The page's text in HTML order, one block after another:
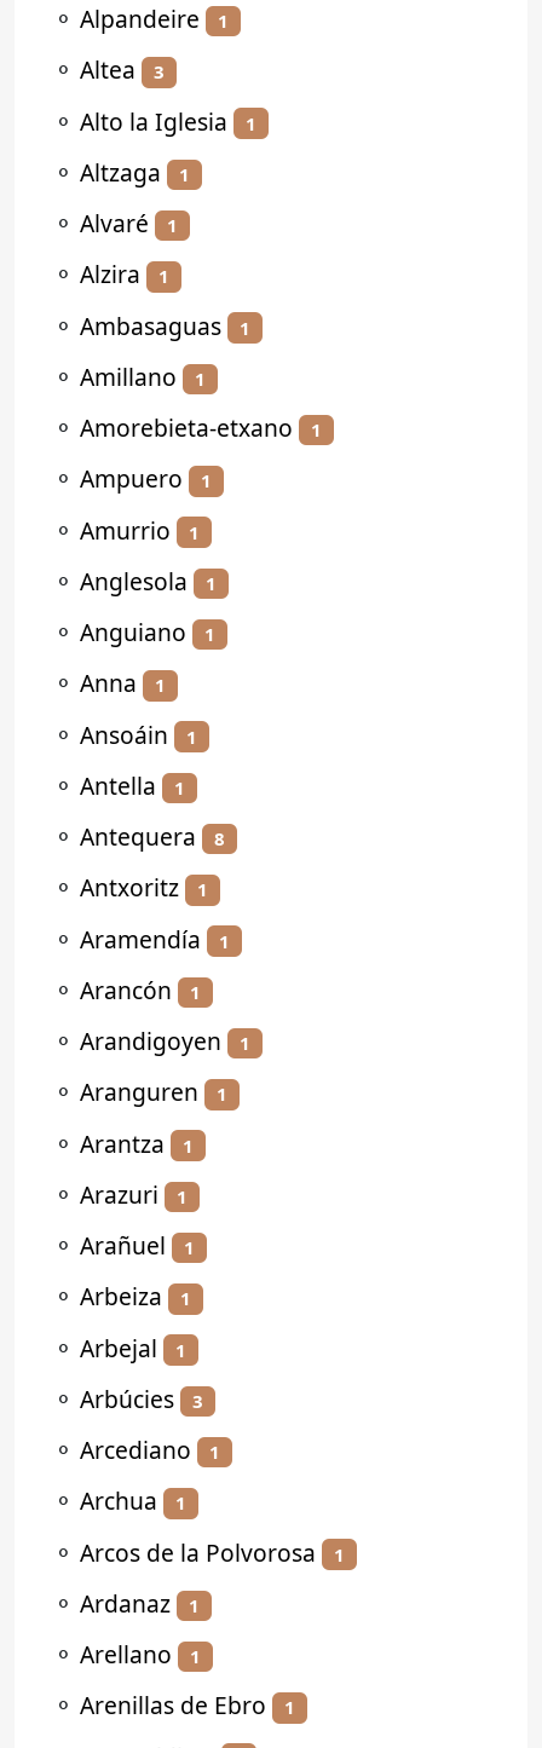
⚬ Alpandeire 1
⚬ Altea 3
⚬ Alto la Iglesia 1
⚬ Altzaga 1
⚬ Alvaré 1
⚬ Alzira 1
⚬ Ambasaguas 1
⚬ Amillano 1
⚬ Amorebieta-etxano 1
⚬ Ampuero 1
⚬ Amurrio 1
⚬ Anglesola 1
⚬ Anguiano 1
⚬ Anna 1
⚬ Ansoáin 1
⚬ Antella 1
⚬ Antequera 8
⚬ Antxoritz 1
⚬ Aramendía 1
⚬ Arancón 1
⚬ Arandigoyen 1
⚬ Aranguren 1
⚬ Arantza 1
⚬ Arazuri 1
⚬ Arañuel 1
⚬ Arbeiza 1
⚬ Arbejal 1
⚬ Arbúcies 3
⚬ Arcediano 1
⚬ Archua 1
⚬ Arcos de la Polvorosa 1
⚬ Ardanaz 1
⚬ Arellano 1
⚬ Arenillas de Ebro 1